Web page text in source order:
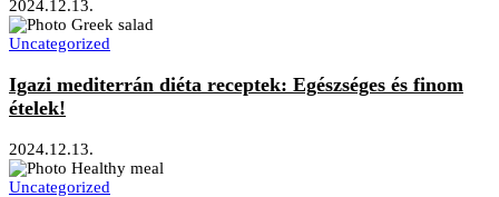
2024.12.13.
Uncategorized
Igazi mediterrán diéta receptek: Egészséges és finom
ételek!
2024.12.13.
Uncategorized